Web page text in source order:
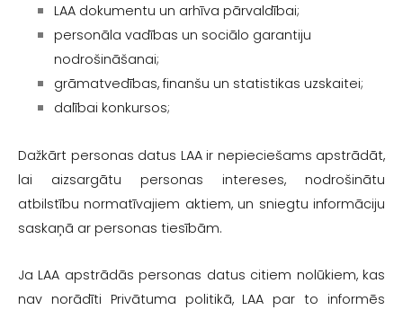
LAA dokumentu un arhīva pārvaldībai;
personāla vadības un sociālo garantiju
nodrošināšanai;
grāmatvedības, finanšu un statistikas uzskaitei;
dalībai konkursos;
Dažkārt personas datus LAA ir nepieciešams apstrādāt,
lai aizsargātu personas intereses, nodrošinātu
atbilstību normatīvajiem aktiem, un sniegtu informāciju
saskaņā ar personas tiesībām.
Ja LAA apstrādās personas datus citiem nolūkiem, kas
nav norādīti Privātuma politikā, LAA par to informēs